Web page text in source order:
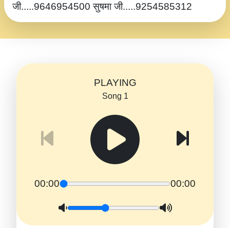
जी.....9646954500 सुषमा जी.....9254585312
PLAYING
Song 1
00:00 00:00